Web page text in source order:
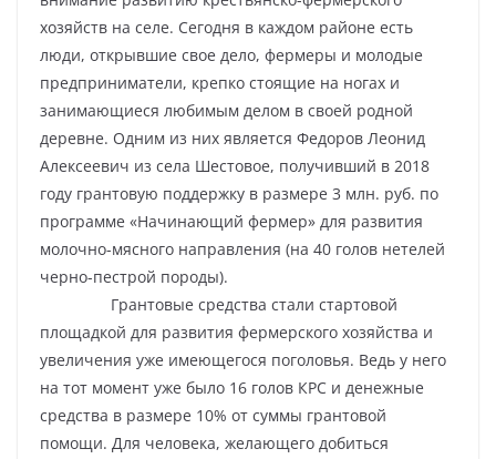
хозяйств на селе. Сегодня в каждом районе есть
люди, открывшие свое дело, фермеры и молодые
предприниматели, крепко стоящие на ногах и
занимающиеся любимым делом в своей родной
деревне. Одним из них является Федоров Леонид
Алексеевич из села Шестовое, получивший в 2018
году грантовую поддержку в размере 3 млн. руб. по
программе «Начинающий фермер» для развития
молочно-мясного направления (на 40 голов нетелей
черно-пестрой породы).
Грантовые средства стали стартовой
площадкой для развития фермерского хозяйства и
увеличения уже имеющегося поголовья. Ведь у него
на тот момент уже было 16 голов КРС и денежные
средства в размере 10% от суммы грантовой
помощи. Для человека, желающего добиться